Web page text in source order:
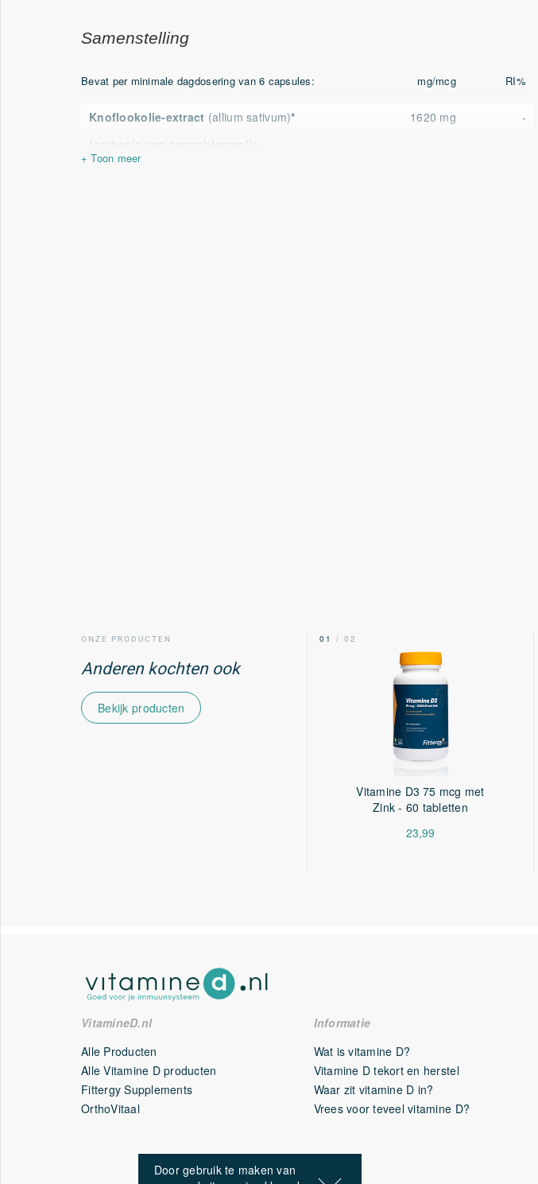
Samenstelling
Bevat per minimale dagdosering van 6 capsules: mg/mcg RI%
Knoflookolie-extract (allium sativum)* 1620 mg
-
*op basis van zonnebloemolie
ONZE PRODUCTEN
Anderen kochten ook
Bekijk producten
00 / 02 01 / 02
Vitamine D3 75 mcg met
Zink - 60 tabletten
23,99
VitamineD.nl
Alle Producten
Alle Vitamine D producten
Fittergy Supplements
OrthoVitaal
Informatie
Wat is vitamine D?
Vitamine D tekort en herstel
Waar zit vitamine D in?
Vrees voor teveel vitamine D?
Door gebruik te maken van